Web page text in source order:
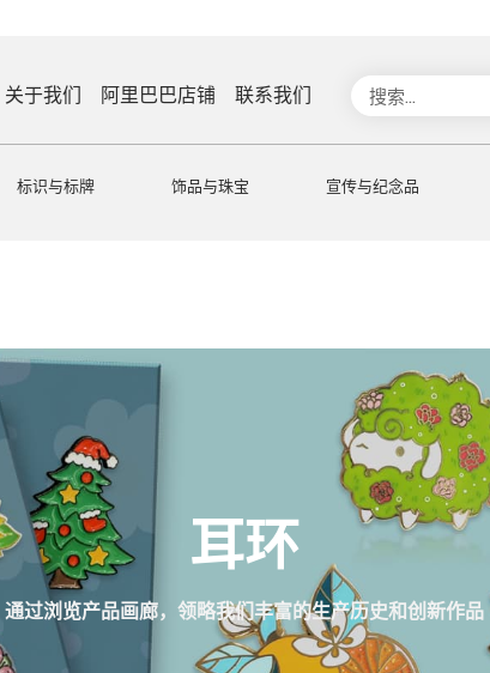
关于我们 阿里巴巴店铺 联系我们
标识与标牌 饰品与珠宝 宣传与纪念品
耳环
通过浏览产品画廊，领略我们丰富的生产历史和创新作品